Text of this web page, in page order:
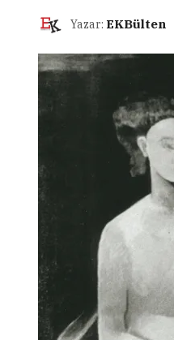
Yazar: EKBülten